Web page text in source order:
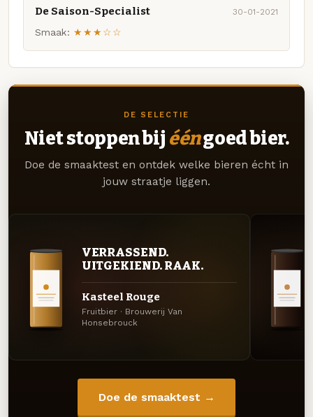
De Saison-Specialist 30-01-2021
Smaak: ★★★☆☆
DE SELECTIE
Niet stoppen bij ééngoed bier.
Doe de smaaktest en ontdek welke bieren écht in
jouw straatje liggen.
VERRASSEND.
UITGEKIEND. RAAK.
Kasteel Rouge
Fruitbier · Brouwerij Van
Honsebrouck
Doe de smaaktest →